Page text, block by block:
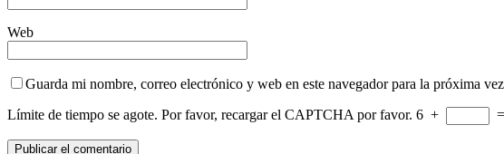
Web
Guarda mi nombre, correo electrónico y web en este navegador para la próxima
Límite de tiempo se agote. Por favor, recargar el CAPTCHA por favor. 6 + =